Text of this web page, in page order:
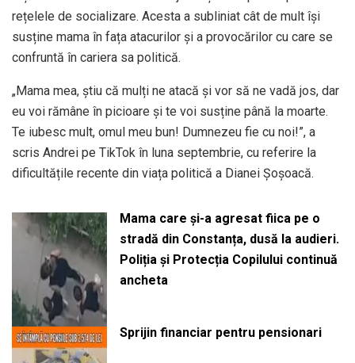
rețelele de socializare. Acesta a subliniat cât de mult își
susține mama în fața atacurilor și a provocărilor cu care se
confruntă în cariera sa politică.
„Mama mea, știu că mulți ne atacă și vor să ne vadă jos, dar
eu voi rămâne în picioare și te voi susține până la moarte.
Te iubesc mult, omul meu bun! Dumnezeu fie cu noi!”, a
scris Andrei pe TikTok în luna septembrie, cu referire la
dificultățile recente din viața politică a Dianei Șoșoacă.
Mama care și-a agresat fiica pe o
stradă din Constanța, dusă la audieri.
Poliția și Protecția Copilului continuă
ancheta
Sprijin financiar pentru pensionari